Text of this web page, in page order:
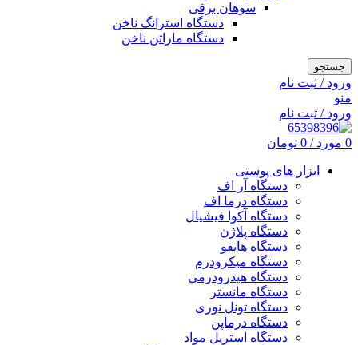
سوهان برقی
دستگاه استرانگ ناخن
دستگاه ماراتن ناخن
جستجو
ورود / ثبت نام
منو
ورود / ثبت نام
0 مورد /
0 تومان
ابزار های پوستی
دستگاه آر اف
دستگاه درما اف
دستگاه آکوا فیشیال
دستگاه پلاژن
دستگاه هایفو
دستگاه میکرودرم
دستگاه هیدرودرمی
دستگاه مانستر
دستگاه تونل نوری
دستگاه درماپن
دستگاه استریل مواد